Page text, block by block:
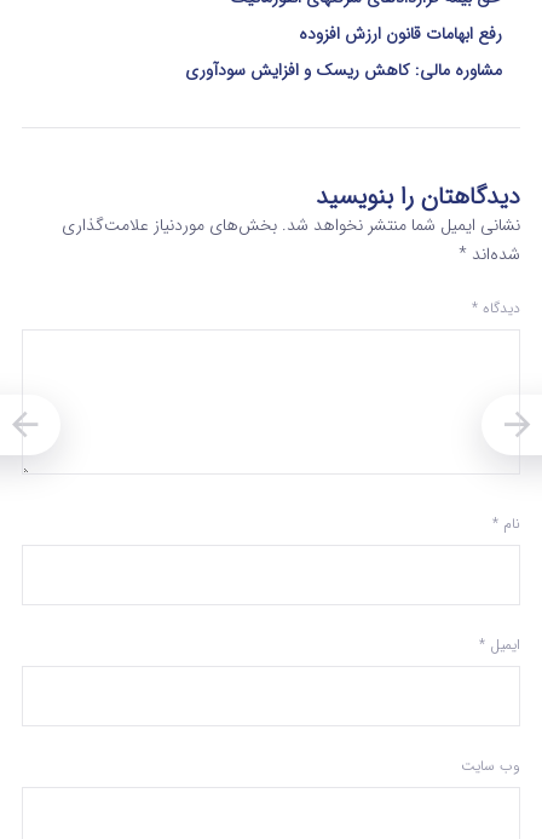
رفع ابهامات قانون ارزش افزوده
مشاوره مالی: کاهش ریسک و افزایش سودآوری
دیدگاهتان را بنویسید
نشانی ایمیل شما منتشر نخواهد شد. بخش‌های موردنیاز علامت‌گذاری
شده‌اند *
دیدگاه *
نام *
ایمیل *
وب‌ سایت